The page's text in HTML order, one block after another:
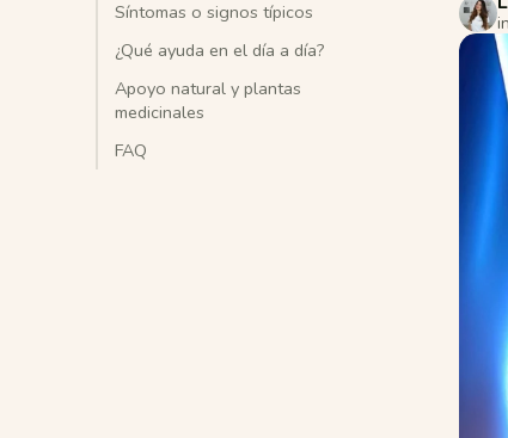
Síntomas o signos típicos
¿Qué ayuda en el día a día?
Apoyo natural y plantas
medicinales
FAQ